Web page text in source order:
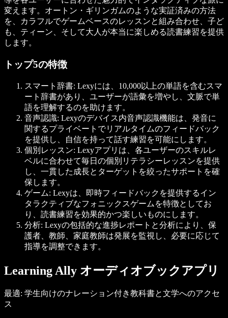
変えます。オートン・ギリンガムのような実証済みの方法
を、カラフルでゲームベースのレッスンと組み合わせ、子ど
も、ティーン、そして大人が本当に楽しめる読書練習を提供
します。
トップ5の特徴
スマート辞書: Lexyには、10,000以上の単語を含むスマ
ート辞書があり、ユーザーが語彙を増やし、文脈で単
語を理解するのを助けます。
音声認識: Lexyのデバイス内音声認識機能は、発音に
関するプライベートでリアルタイムのフィードバック
を提供し、自信を持って話す練習を可能にします。
個別レッスン: Lexyアプリは、各ユーザーのスキルレ
ベルに合わせて毎日の個別リテラシーレッスンを提供
し、一貫した成長とターゲットを絞ったサポートを確
保します。
ゲーム: Lexyは、即時フィードバックを提供するイン
タラクティブなフォニックスゲームを特徴としてお
り、読書練習を効果的かつ楽しいものにします。
分析: Lexyの包括的な進捗レポートと分析により、保
護者、教師、家庭教師は発展を監視し、必要に応じて
指導を調整できます。
Learning Ally オーディオブックアプリ
最適: 学生向けのナレーション付き教科書と文学へのアクセ
ス